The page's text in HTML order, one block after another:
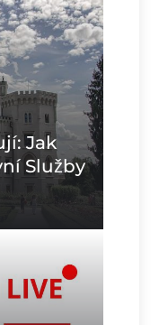
Jak
Služby